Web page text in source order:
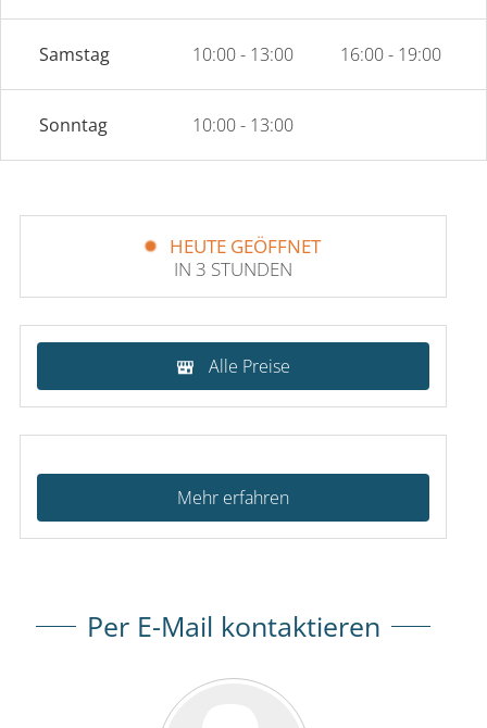
Samstag 10:00 - 13:00 16:00 - 19:00
Sonntag 10:00 - 13:00
HEUTE GEÖFFNET
IN 3 STUNDEN
Alle Preise
Mehr erfahren
Per E-Mail kontaktieren